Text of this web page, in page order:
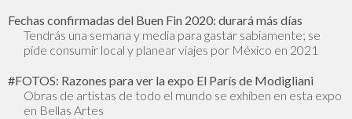
Fechas confirmadas del Buen Fin 2020: durará más días
Tendrás una semana y media para gastar sabiamente; se
pide consumir local y planear viajes por México en 2021
#FOTOS: Razones para ver la expo El París de Modigliani
Obras de artistas de todo el mundo se exhiben en esta expo
en Bellas Artes